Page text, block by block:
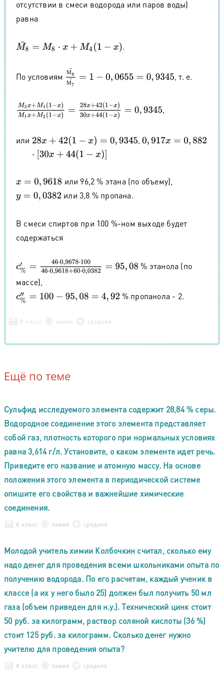
отсутствии в смеси водорода или паров воды)
равна
M8¯ =M 8⋅x+ M 4( 1−x ) .
По условиям
М
М
М8 7¯ −0 0655=0 9345 , т. е.
M3x+M4(1−x)M 1x +M2(1−x)=28 +42(1 −x)30x
или 28x+ 42( 1−x)= 0,9345 ⋅[30x+44(1−x )]
,0,917x=0 ,882
x= 0,9618
или 96,2 % этана (по объему),
y= 0,0382 или 3,8 % пропана.
В смеси спиртов при 100 %-ном выходе будет
содержаться
c% =46 ⋅0,9678⋅10046⋅0,9618+ 60⋅ ,0382=95,08
% этанола (по
массе),
c% ′=100−95,08=4, 92 % пропанола - 2.
8 класс химия средняя
Ещё по теме
Сульфид исследуемого элемента содержит 28,84 % серы.
Водородное соединение этого элемента представляет
собой газ, плотность которого при нормальных условиях
равна 3,614 г/л. Установите, о каком элементе идет речь.
Приведите его название и атомную массу. На основе
положения этого элемента в периодической системе
опишите его свойства и важнейшие химические
соединения.
8 класс химия средняя
Молодой учитель химии Колбочкин считал, сколько ему
надо денег для проведения всеми школьниками опыта по
получению водорода. По его расчетам, каждый ученик в
классе (а их у него было 25) должен был получить 50 мл
газа (объем приведен для н.у.). Технический цинк стоит
50 руб. за килограмм, раствор соляной кислоты (36 %)
стоит 125 руб. за килограмм. Сколько денег нужно
учителю для проведения опыта?
8 класс химия средняя